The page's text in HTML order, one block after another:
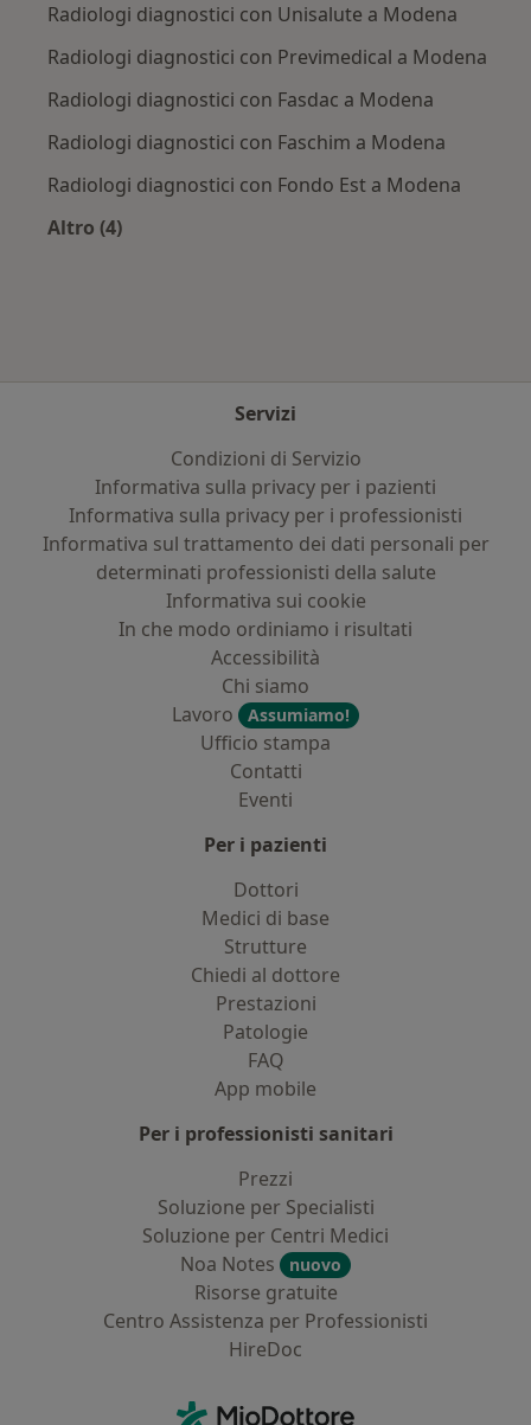
Radiologi diagnostici con Unisalute a Modena
Radiologi diagnostici con Previmedical a Modena
Radiologi diagnostici con Fasdac a Modena
Radiologi diagnostici con Faschim a Modena
Radiologi diagnostici con Fondo Est a Modena
Altro (4)
Servizi
Condizioni di Servizio
Informativa sulla privacy per i pazienti
Informativa sulla privacy per i professionisti
Informativa sul trattamento dei dati personali per
determinati professionisti della salute
Informativa sui cookie
In che modo ordiniamo i risultati
Accessibilità
Chi siamo
Lavoro
Assumiamo!
Ufficio stampa
Contatti
Eventi
Per i pazienti
Dottori
Medici di base
Strutture
Chiedi al dottore
Prestazioni
Patologie
FAQ
App mobile
Per i professionisti sanitari
Prezzi
Soluzione per Specialisti
Soluzione per Centri Medici
Noa Notes
nuovo
Risorse gratuite
Centro Assistenza per Professionisti
HireDoc
MioDottore - Homepage